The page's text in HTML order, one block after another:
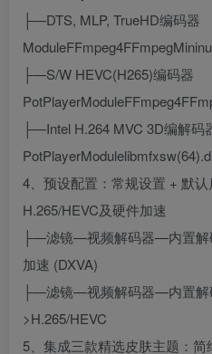
├—DTS, MLP, TrueHD编码器
├—S/W HEVC(H265)编码器
├—Intel H.264 MVC 3D编解码
4、预设配置：常规设置 + 默
H.265/HEVC及硬件加速
├—滤镜—视频解码器—内置解
加速 (DXVA)
├—滤镜—视频解码器—内置
>H.265/HEVC
5、集成三款精选皮肤主题：简